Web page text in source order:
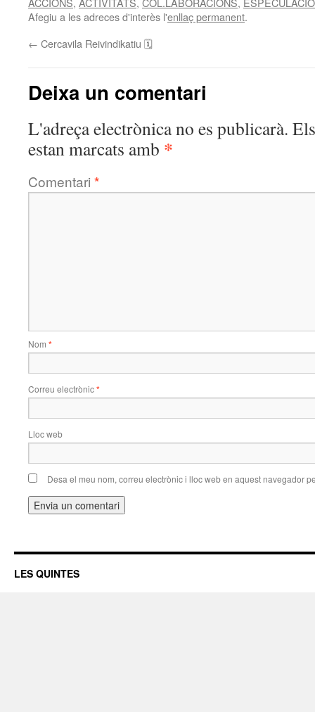
Afegiu a les adreces d'interès l'enllaç permanent.
← Cercavila Reivindikatiu 🗓
Deixa un comentari
L'adreça electrònica no es publicarà.
estan marcats amb *
Comentari *
Nom *
Correu electrònic*
Lloc web
Desa el meu nom, correu electrònic i lloc web en aquest navegador
LES QUINTES